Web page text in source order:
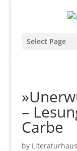
Select Page
–
Carbe
by